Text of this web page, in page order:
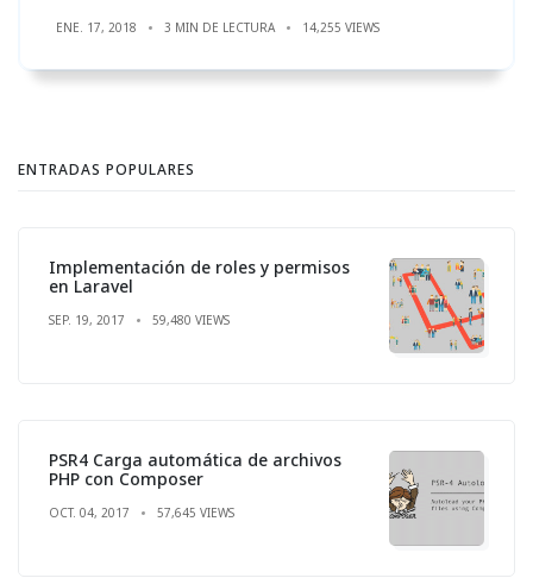
ENE. 17, 2018 3 MIN DE LECTURA 14,255 VIEWS
ENTRADAS POPULARES
Implementación de roles y permisos
en Laravel
SEP. 19, 2017 59,480 VIEWS
PSR4 Carga automática de archivos
PHP con Composer
OCT. 04, 2017 57,645 VIEWS